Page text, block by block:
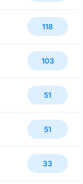
118
103
51
51
33